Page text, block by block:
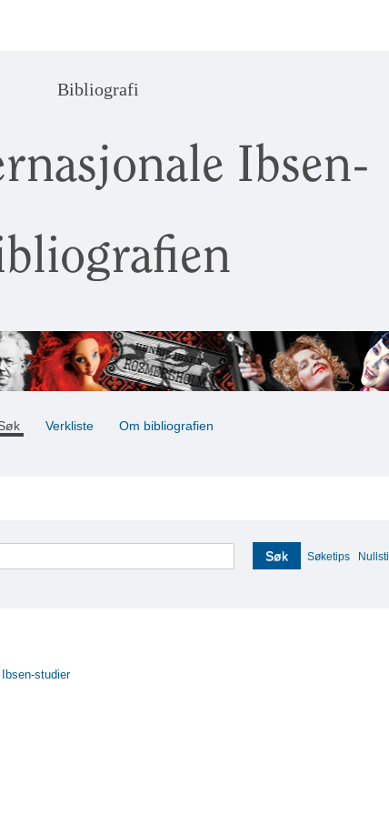
Bibliografi
Ibsen-
Verkliste Om bibliografien
Søk Søketips Nullstill
studier